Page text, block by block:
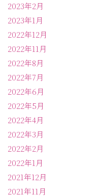
2023年2月
2023年1月
2022年12月
2022年11月
2022年8月
2022年7月
2022年6月
2022年5月
2022年4月
2022年3月
2022年2月
2022年1月
2021年12月
2021年11月